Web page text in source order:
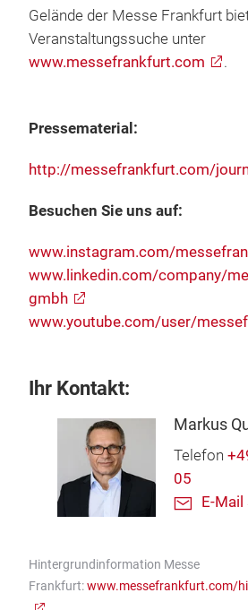
Gelände der Messe Frankfurt
Veranstaltungssuche unter
www.messefrankfurt.com
.
Pressematerial:
http://messefrankfurt.com/
Besuchen Sie uns auf:
www.instagram.com/
www.linkedin.com/company/
gmbh
www.youtube.com/user/
Ihr Kontakt:
Markus
Telefon
05
E-Mail
Hintergrundinformation Messe
Frankfurt:www.messefrankfurt.com/